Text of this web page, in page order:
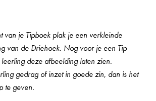
van je Tipboek plak je een verkleinde
van de Driehoek. Nog voor je een Tip
deze afbeelding laten zien.
gedrag of inzet in goede zin, dan is het
te geven.